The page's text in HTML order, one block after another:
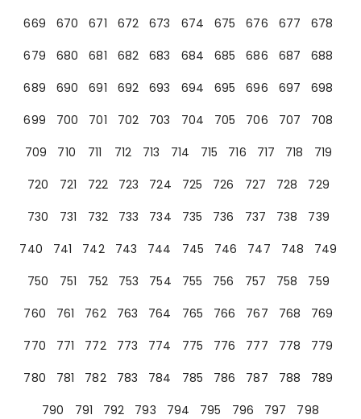
669
670 671 672 673 674 675 676 677
678
679
680 681 682 683 684 685 686 687
688
689
690 691 692 693 694 695 696 697
698
699
700 701 702 703 704 705 706 707
708
709
710 711 712 713 714 715 716 717 718
719
720
721 722 723 724 725 726 727 728
729
730
731 732 733 734 735 736 737 738
739
740
741 742 743 744 745 746 747 748
749
750
751 752 753 754 755 756 757 758
759
760
761 762 763 764 765 766 767 768
769
770
771 772 773 774 775 776 777 778
779
780
781 782 783 784 785 786 787 788
789
790
791 792 793 794 795 796 797 798